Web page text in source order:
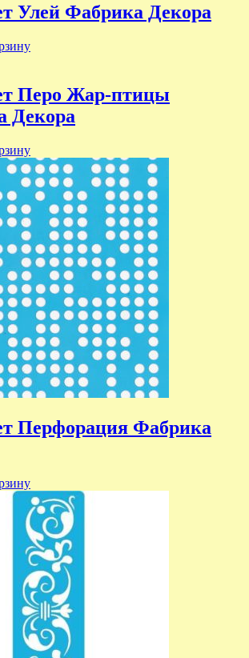
Улей Фабрика Декора
Перо Жар-птицы
Декора
Перфорация Фабрика